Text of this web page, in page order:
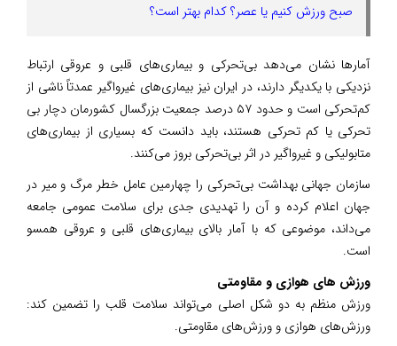
صبح ورزش کنیم یا عصر؟ کدام بهتر است؟
آمارها نشان می‌دهد بی‌تحرکی و بیماری‌های قلبی و عروقی ارتباط
نزدیکی با یکدیگر دارند، در ایران نیز بیماری‌های غیرواگیر عمدتاً ناشی از
کم‌تحرکی است و حدود ۵۷ درصد جمعیت بزرگسال کشورمان دچار بی
تحرکی یا کم تحرکی هستند، باید دانست که بسیاری از بیماری‌های
متابولیکی و غیرواگیر در اثر بی‌تحرکی بروز می‌کنند.
سازمان جهانی بهداشت بی‌تحرکی را چهارمین عامل خطر مرگ و میر در
جهان اعلام کرده و آن را تهدیدی جدی برای سلامت عمومی جامعه
می‌داند، موضوعی که با آمار بالای بیماری‌های قلبی و عروقی همسو
است.
ورزش های هوازی و مقاومتی
ورزش منظم به دو شکل اصلی می‌تواند سلامت قلب را تضمین کند:
ورزش‌های هوازی و ورزش‌های مقاومتی.